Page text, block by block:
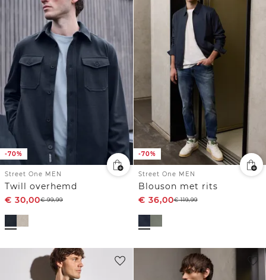
-70%
Street One MEN
Twill overhemd
€ 30,00€99,99
-70%
Street One MEN
Blouson met rits
€ 36,00€119,99